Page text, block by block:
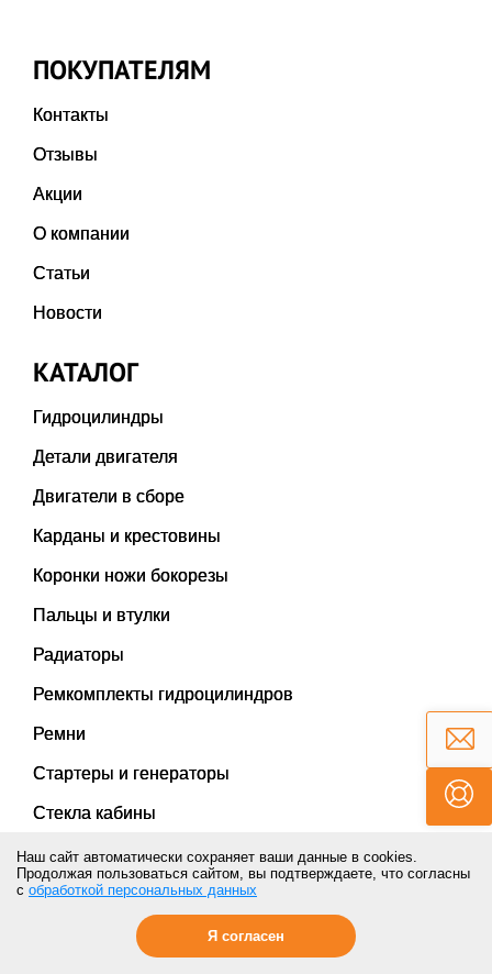
ПОКУПАТЕЛЯМ
Контакты
Отзывы
Акции
О компании
Статьи
Новости
КАТАЛОГ
Гидроцилиндры
Детали двигателя
Двигатели в сборе
Карданы и крестовины
Коронки ножи бокорезы
Пальцы и втулки
Радиаторы
Ремкомплекты гидроцилиндров
Ремни
Стартеры и генераторы
Стекла кабины
Топливная аппаратура
Наш сайт автоматически сохраняет ваши данные в cookies.
Продолжая пользоваться сайтом, вы подтверждаете, что согласны
с обработкой персональных данных
Я согласен